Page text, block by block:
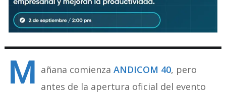
M añana comienzaANDICOM 40, pero
antes de la apertura oficial del evento